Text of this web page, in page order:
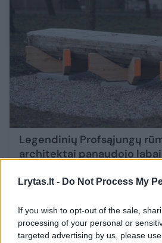
Lrytas.lt - Do Not Process My
If you wish to opt-out of the sale,
processing of your personal or
targeted advertising by us, please
Legendinių Profsąjungų
architektai panaudojo
Būstas 2021-04-12